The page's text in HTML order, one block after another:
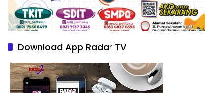
Download App Radar TV